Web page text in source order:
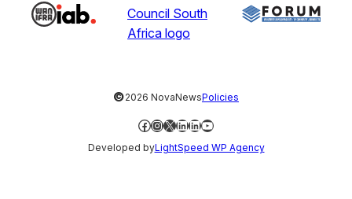
©2026 NovaNewsPolicies
Facebook
Instagram
X LinkedIn
LinkedIn
YouTube
Developed byLightSpeed WP Agency